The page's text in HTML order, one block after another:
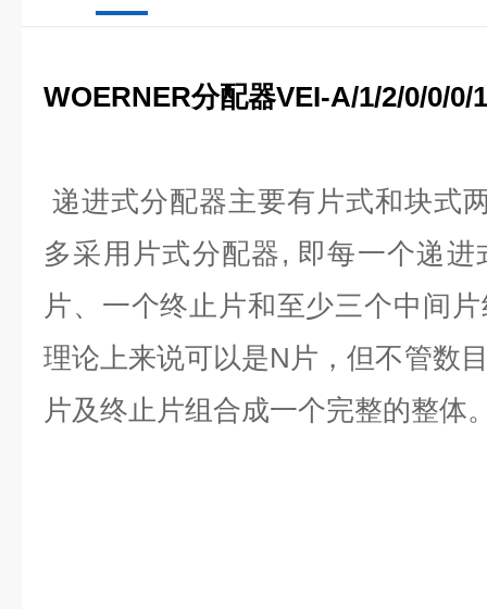
WOERNER分配器VEI-A/1/2/0/0/0/
递进式分配器主要有片式和块式
多采用片式分配器, 即每一个递
片、一个终止片和至少三个中间
理论上来说可以是N片，但不管数
片及终止片组合成一个完整的整体